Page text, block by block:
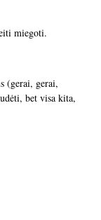
miegoti.
(gerai, gerai,
bet visa kita,